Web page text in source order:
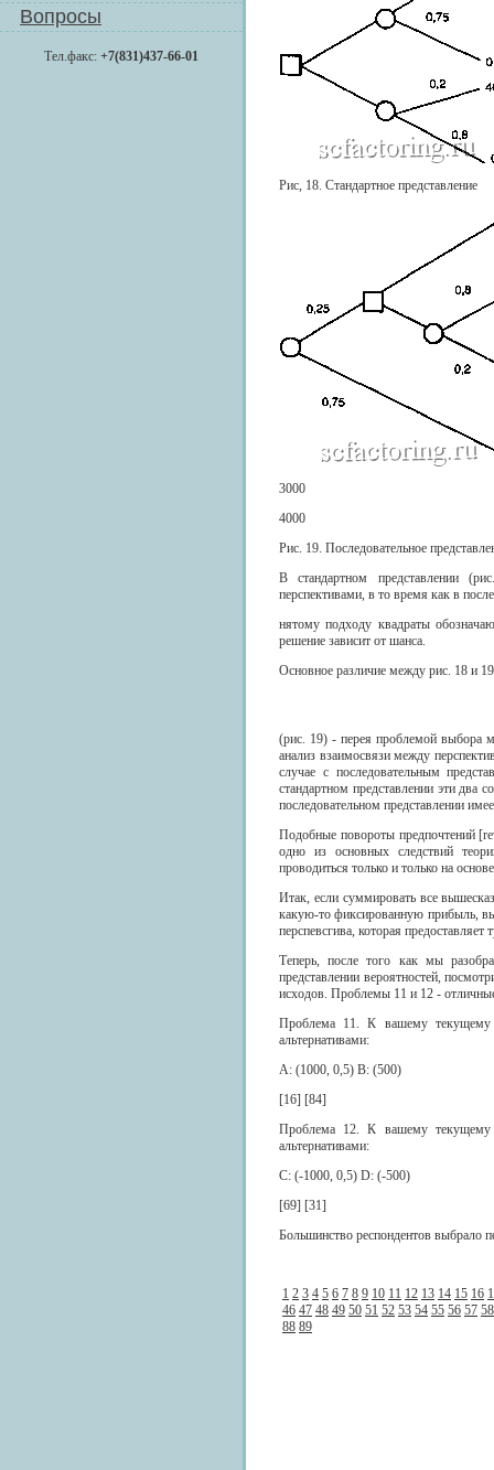
Вопросы
Тел.факс: +7(831)437-66-01
Рис, 18. Стандартное представление
3000
4000
Рис. 19. Последовательное
В стандартном представлении
перспективами, в то время как в
нятому подходу квадраты
решение зависит от шанса.
Основное различие между рис. 18 и
(рис. 19) - перея проблемой выбора
анализ взаимосвязи между
случае с последовательным
стандартном представлении эти
последовательном представлении
Подобные повороты предпочтений
одно из основных следствий
проводиться только и только на
Итак, если суммировать все
какую-то фиксированную прибыль,
перспевсгива, которая
Теперь, после того как мы
представлении вероятностей,
исходов. Проблемы 11 и 12 -
Проблема 11. К вашему текущему
альтернативами:
А: (1000, 0,5) В: (500)
[16] [84]
Проблема 12. К вашему текущему
альтернативами:
С: (-1000, 0,5) D: (-500)
[69] [31]
Большинство респондентов выбрало
1 2 3 4 5 6 7 8 9 10 11 12 13 14 15 16
46 47 48 49 50 51 52 53 54 55 56 57 58
88 89